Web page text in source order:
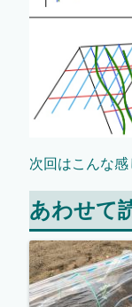
次回はこんな
あわせて